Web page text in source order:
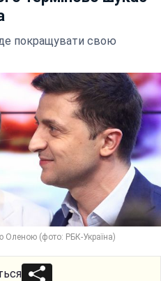
покращувати свою
(фото: РБК-Україна)